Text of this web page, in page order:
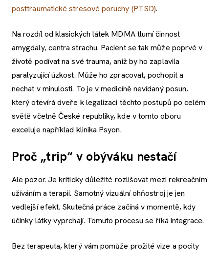
posttraumatické stresové poruchy (PTSD).
Na rozdíl od klasických látek MDMA tlumí činnost
amygdaly, centra strachu. Pacient se tak může poprvé v
životě podívat na své trauma, aniž by ho zaplavila
paralyzující úzkost. Může ho zpracovat, pochopit a
nechat v minulosti. To je v medicíně nevídaný posun,
který otevírá dveře k legalizaci těchto postupů po celém
světě včetně České republiky, kde v tomto oboru
exceluje například klinika Psyon.
Proč „trip“ v obýváku nestačí
Ale pozor. Je kriticky důležité rozlišovat mezi rekreačním
užíváním a terapií. Samotný vizuální ohňostroj je jen
vedlejší efekt. Skutečná práce začíná v momentě, kdy
účinky látky vyprchají. Tomuto procesu se říká integrace.
Bez terapeuta, který vám pomůže prožité vize a pocity